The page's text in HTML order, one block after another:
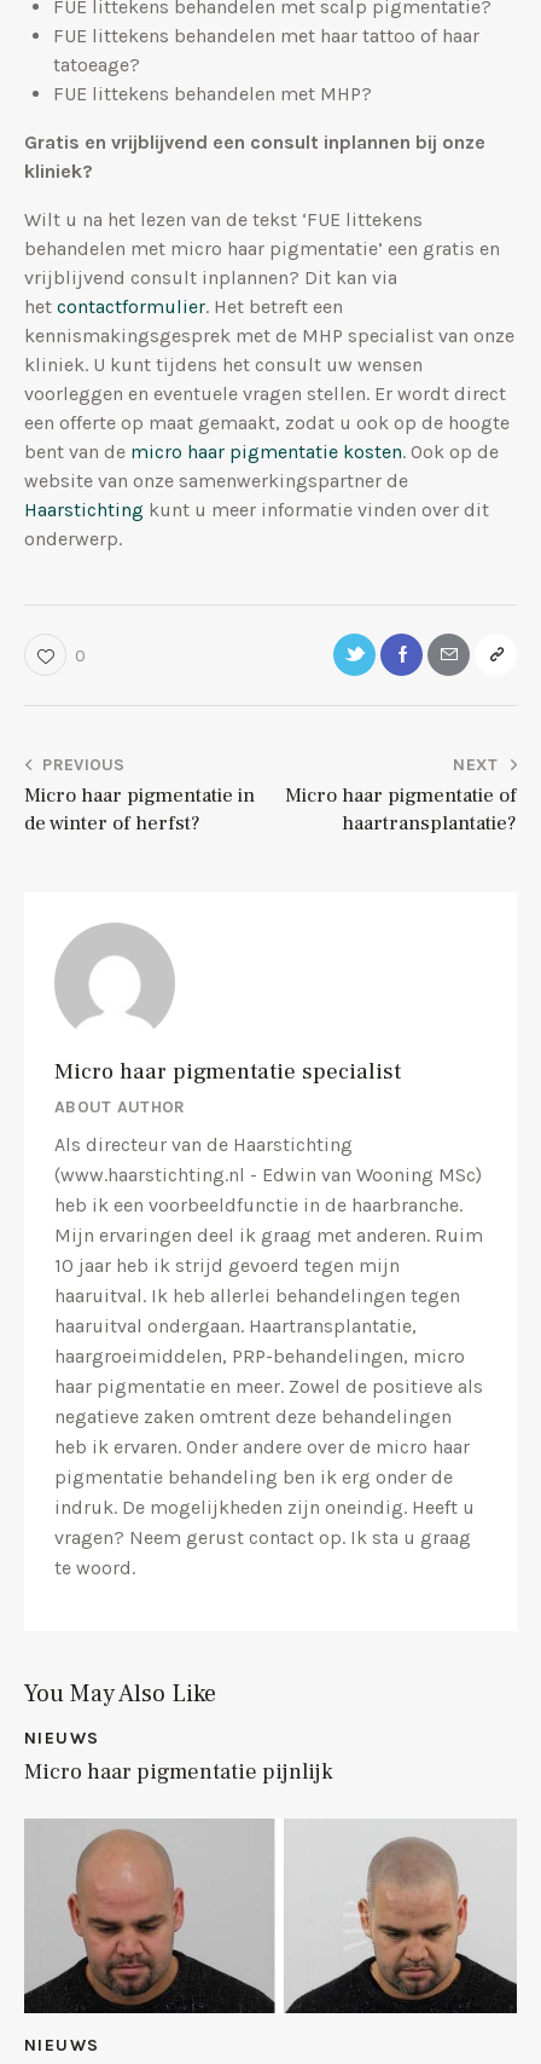
FUE littekens behandelen met scalp pigmentatie?
FUE littekens behandelen met haar tattoo of haar
tatoeage?
FUE littekens behandelen met MHP?
Gratis en vrijblijvend een consult inplannen bij onze
kliniek?
Wilt u na het lezen van de tekst ‘FUE littekens
behandelen met micro haar pigmentatie’ een gratis en
vrijblijvend consult inplannen? Dit kan via
het contactformulier. Het betreft een
kennismakingsgesprek met de MHP specialist van onze
kliniek. U kunt tijdens het consult uw wensen
voorleggen en eventuele vragen stellen. Er wordt direct
een offerte op maat gemaakt, zodat u ook op de hoogte
bent van de micro haar pigmentatie kosten. Ook op de
website van onze samenwerkingspartner de
Haarstichting kunt u meer informatie vinden over dit
onderwerp.
0
PREVIOUS
Micro haar pigmentatie in
de winter of herfst?
NEXT
Micro haar pigmentatie of
haartransplantatie?
Micro haar pigmentatie specialist
ABOUT AUTHOR
Als directeur van de Haarstichting
(www.haarstichting.nl - Edwin van Wooning MSc)
heb ik een voorbeeldfunctie in de haarbranche.
Mijn ervaringen deel ik graag met anderen. Ruim
10 jaar heb ik strijd gevoerd tegen mijn
haaruitval. Ik heb allerlei behandelingen tegen
haaruitval ondergaan. Haartransplantatie,
haargroeimiddelen, PRP-behandelingen, micro
haar pigmentatie en meer. Zowel de positieve als
negatieve zaken omtrent deze behandelingen
heb ik ervaren. Onder andere over de micro haar
pigmentatie behandeling ben ik erg onder de
indruk. De mogelijkheden zijn oneindig. Heeft u
vragen? Neem gerust contact op. Ik sta u graag
te woord.
You May Also Like
NIEUWS
Micro haar pigmentatie pijnlijk
NIEUWS